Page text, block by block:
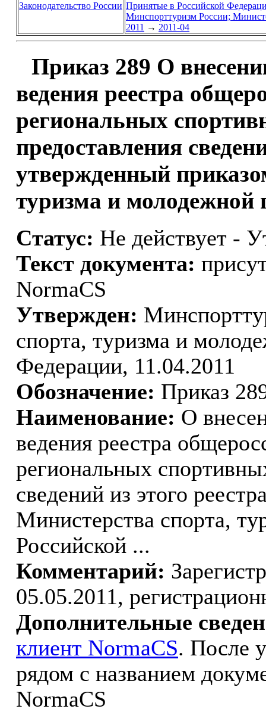
Законодательство России Принятые в Российской
Минспорттуризм России;
2011 → 2011-04
Приказ 289 О
ведения реестра
региональных
предоставления
утвержденный
туризма и молодежной
Статус: Не действует -
Текст документа:
NormaCS
Утвержден:
спорта, туризма и
Федерации, 11.04.2011
Обозначение: Приказ
Наименование: О
ведения реестра
региональных
сведений из этого
Министерства спорта,
Российской ...
Комментарий:
05.05.2011,
Дополнительные
клиент NormaCS. После
рядом с названием
NormaCS